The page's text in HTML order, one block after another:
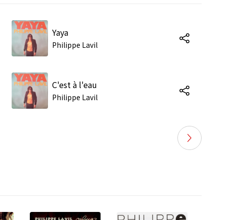
Yaya
Philippe Lavil
C'est à l'eau
Philippe Lavil